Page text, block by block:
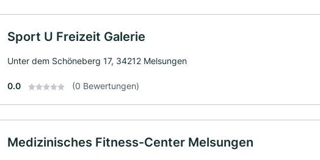
Sport U Freizeit Galerie
Unter dem Schöneberg 17, 34212 Melsungen
0.0 (0 Bewertungen)
Medizinisches Fitness-Center Melsungen